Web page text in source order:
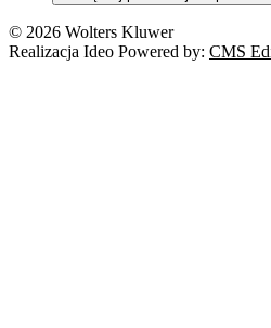
© 2026 Wolters Kluwer
Realizacja Ideo Powered by: CMS